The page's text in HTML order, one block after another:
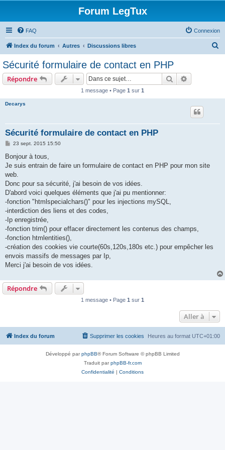
Forum LegTux
FAQ Connexion
Index du forum Autres Discussions libres
Sécurité formulaire de contact en PHP
Répondre Rechercher
1 message • Page 1 sur 1
Decarys
Sécurité formulaire de contact en PHP
M
s
a
g
23 sept. 2015 15:50
Bonjour à tous,
Je suis entrain de faire un formulaire de contact en PHP pour mon site
web.
Donc pour sa sécurité, j'ai besoin de vos idées.
D'abord voici quelques éléments que j'ai pu mentionner:
-fonction "htmlspecialchars()" pour les injections mySQL,
-interdiction des liens et des codes,
-Ip enregistrée,
-fonction trim() pour effacer directement les contenus des champs,
-fonction htmlentities(),
-création des cookies vie courte(60s,120s,180s etc.) pour empêcher les
envois massifs de messages par Ip,
Merci j'ai besoin de vos idées.
Répondre
1 message • Page 1 sur 1
Aller à
Index du forum Heures au format UTC+01:00
Supprimer les cookies
Développé parphpBB® Forum Software © phpBB Limited
Traduit parphpBB-fr.com
Confidentialité | Conditions